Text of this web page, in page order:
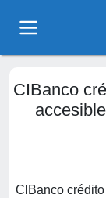
CIBanco
CIBanco